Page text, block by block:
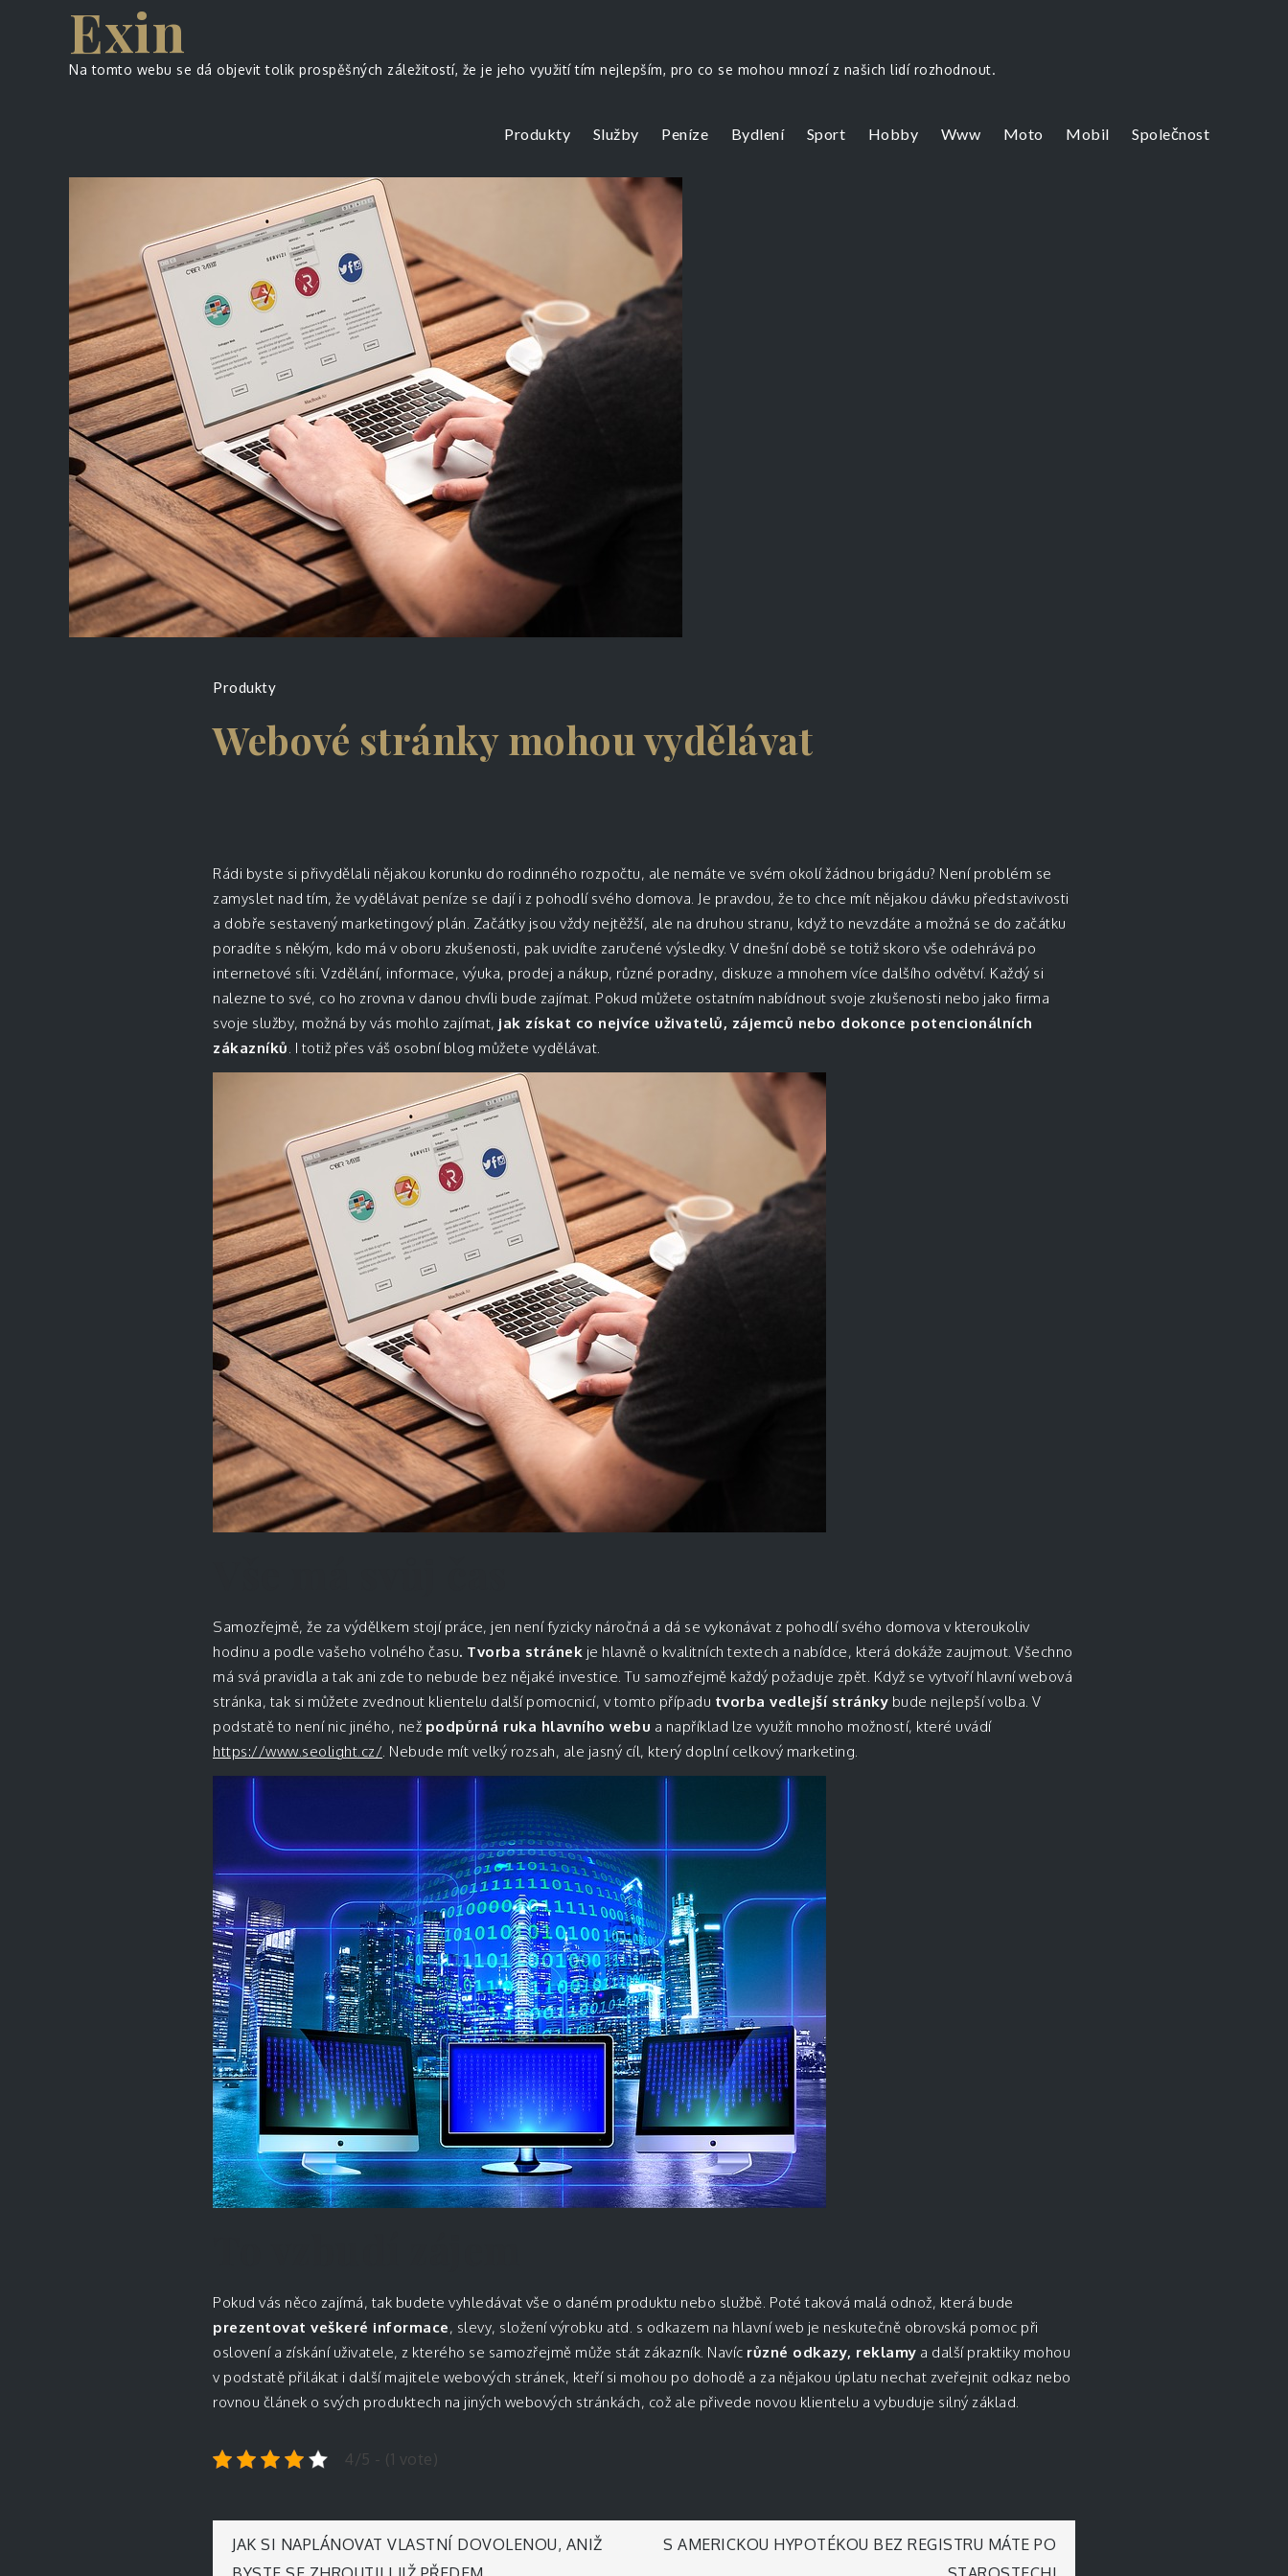
Exin
Na tomto webu se dá objevit tolik prospěšných záležitostí, že je jeho využití tím nejlepším, pro co se mohou mnozí z našich lidí rozhodnout.
Produkty Služby Peníze Bydlení Sport Hobby Www Moto Mobil Společnost
Produkty
Webové stránky mohou vydělávat
Rádi byste si přivydělali nějakou korunku do rodinného rozpočtu, ale nemáte ve svém okolí žádnou brigádu? Není problém se
zamyslet nad tím, že vydělávat peníze se dají i z pohodlí svého domova. Je pravdou, že to chce mít nějakou dávku představivosti
a dobře sestavený marketingový plán. Začátky jsou vždy nejtěžší, ale na druhou stranu, když to nevzdáte a možná se do začátku
poradíte s někým, kdo má v oboru zkušenosti, pak uvidíte zaručené výsledky. V dnešní době se totiž skoro vše odehrává po
internetové síti. Vzdělání, informace, výuka, prodej a nákup, různé poradny, diskuze a mnohem více dalšího odvětví. Každý si
nalezne to své, co ho zrovna v danou chvíli bude zajímat. Pokud můžete ostatním nabídnout svoje zkušenosti nebo jako firma
svoje služby, možná by vás mohlo zajímat, jak získat co nejvíce uživatelů, zájemců nebo dokonce potencionálních
zákazníků. I totiž přes váš osobní blog můžete vydělávat.
Samozřejmě, že za výdělkem stojí práce, jen není fyzicky náročná a dá se vykonávat z pohodlí svého domova v kteroukoliv
hodinu a podle vašeho volného času. Tvorba stránek je hlavně o kvalitních textech a nabídce, která dokáže zaujmout. Všechno
má svá pravidla a tak ani zde to nebude bez nějaké investice. Tu samozřejmě každý požaduje zpět. Když se vytvoří hlavní webová
stránka, tak si můžete zvednout klientelu další pomocnicí, v tomto případu tvorba vedlejší stránky bude nejlepší volba. V
podstatě to není nic jiného, než podpůrná ruka hlavního webu a například lze využít mnoho možností, které uvádí
https://www.seolight.cz/. Nebude mít velký rozsah, ale jasný cíl, který doplní celkový marketing.
Pokud vás něco zajímá, tak budete vyhledávat vše o daném produktu nebo službě. Poté taková malá odnož, která bude
prezentovat veškeré informace, slevy, složení výrobku atd. s odkazem na hlavní web je neskutečně obrovská pomoc při
oslovení a získání uživatele, z kterého se samozřejmě může stát zákazník. Navíc různé odkazy, reklamy a další praktiky mohou
v podstatě přilákat i další majitele webových stránek, kteří si mohou po dohodě a za nějakou úplatu nechat zveřejnit odkaz nebo
rovnou článek o svých produktech na jiných webových stránkách, což ale přivede novou klientelu a vybuduje silný základ.
4/5 - (1 vote)
Navigace
JAK SI NAPLÁNOVAT VLASTNÍ DOVOLENOU, ANIŽ
S AMERICKOU HYPOTÉKOU BEZ REGISTRU MÁTE PO